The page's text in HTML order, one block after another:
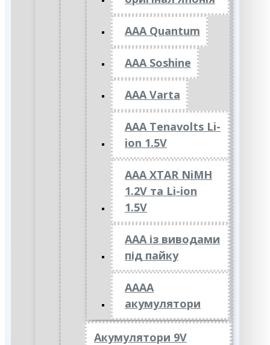
AAA Quantum
AAA Soshine
AAA Varta
AAA Tenavolts Li-
ion 1.5V
AAA XTAR NiMH
1.2V та Li-ion
1.5V
ААА із виводами
під пайку
АААА
акумулятори
Акумулятори 9V